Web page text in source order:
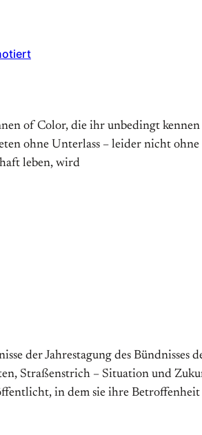
of Color, die ihr unbedingt
ohne Unterlass – leider nicht
leben, wird
der Jahrestagung des
Straßenstrich – Situation und
in dem sie ihre